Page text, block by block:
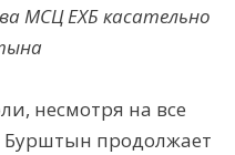
МСЦ ЕХБ касательно
несмотря на все
продолжает